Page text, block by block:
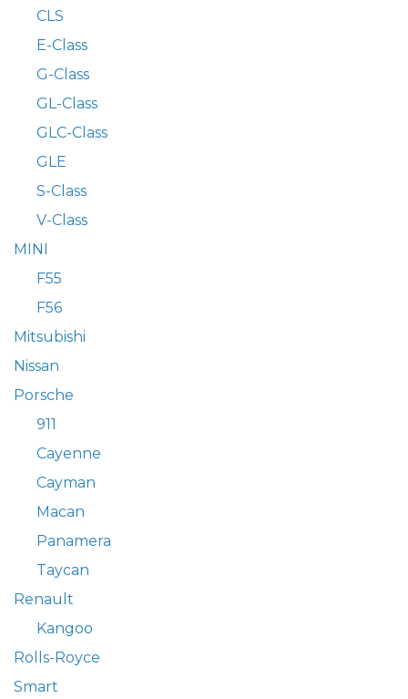
CLS
E-Class
G-Class
GL-Class
GLC-Class
GLE
S-Class
V-Class
MINI
F55
F56
Mitsubishi
Nissan
Porsche
911
Cayenne
Cayman
Macan
Panamera
Taycan
Renault
Kangoo
Rolls-Royce
Smart